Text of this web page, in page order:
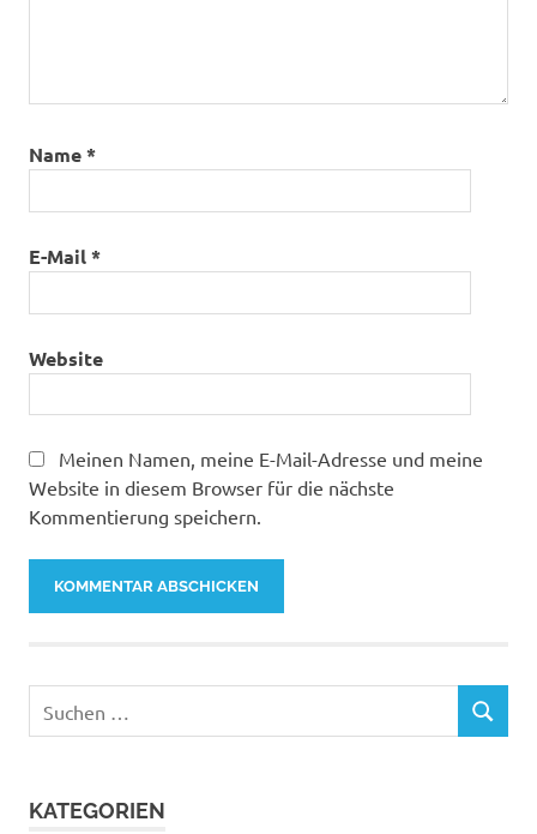
Name*
E-Mail*
Website
Meinen Namen, meine E-Mail-Adresse und meine
Website in diesem Browser für die nächste
Kommentierung speichern.
nach:
SUCHEN
KATEGORIEN